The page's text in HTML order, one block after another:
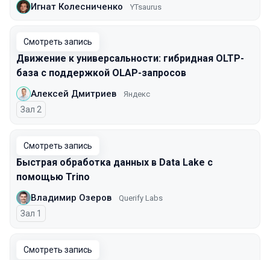
Игнат Колесниченко YTsaurus
Смотреть запись
Движение к универсальности: гибридная OLTP-
база с поддержкой OLAP-запросов
Алексей Дмитриев Яндекс
Зал 2
Смотреть запись
Быстрая обработка данных в Data Lake с
помощью Trino
Владимир Озеров Querify Labs
Зал 1
Смотреть запись